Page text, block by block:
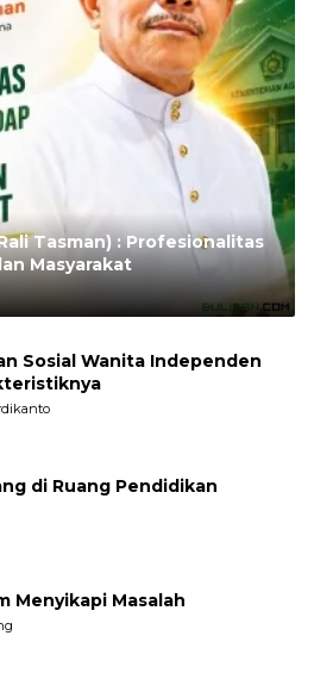
: Profesionalitas
Masyarakat
Sosial Wanita Independen
di Ruang Pendidikan
Menyikapi Masalah